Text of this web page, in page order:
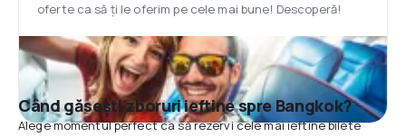
oferte ca să ți le oferim pe cele mai bune! Descoperă!
Când găsești zboruri ieftine spre Bangkok?
Alege momentul perfect ca să rezervi cele mai ieftine bilete